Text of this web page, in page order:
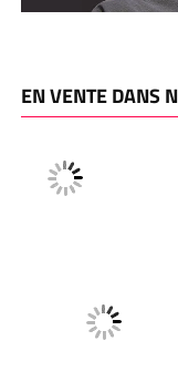
EN VENTE DANS